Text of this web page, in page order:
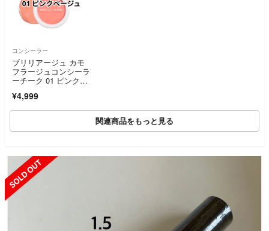
コンシーラー
ブリリアージュ カモ
フラージュコンシーラ
ーチーク 01 ピンクベ
¥4,999
関連商品をもっと見る